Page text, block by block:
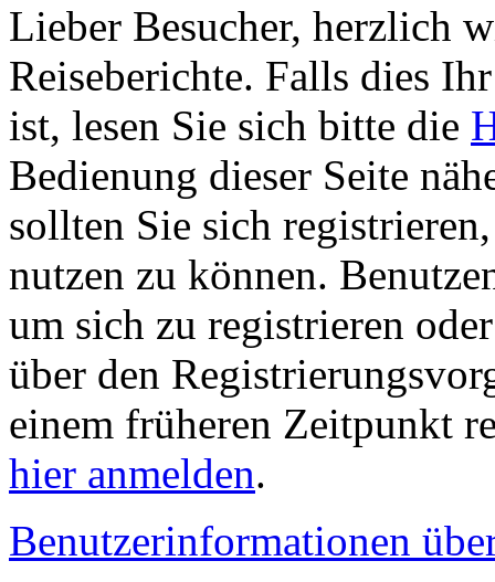
Lieber Besucher, herzlich
Reiseberichte. Falls dies
ist, lesen Sie sich bitte die
Bedienung dieser Seite
sollten Sie sich
nutzen zu können.
um sich zu registrieren
über den
einem früheren Zeitpunkt
hier anmelden.
Benutzerinformationen